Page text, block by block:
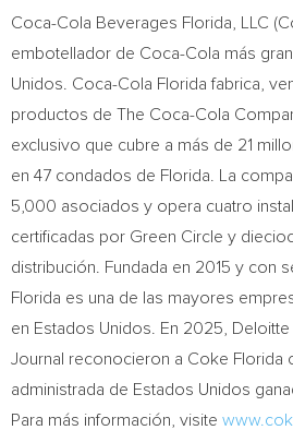
Coca-Cola Beverages Florida, LLC
embotellador de Coca-Cola más
Unidos. Coca-Cola Florida fabrica,
productos de The Coca-Cola
exclusivo que cubre a más de 21
en 47 condados de Florida. La
5,000 asociados y opera cuatro
certificadas por Green Circle y
distribución. Fundada en 2015 y con
Florida es una de las mayores
en Estados Unidos. En 2025, Deloitte
Journal reconocieron a Coke Florida
administrada de Estados Unidos
Para más información, visite